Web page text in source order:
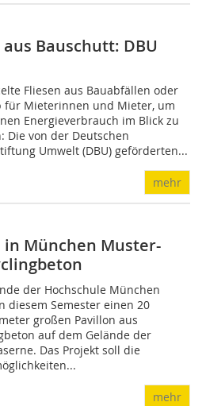
Bauschutt: DBU
Fliesen aus Bauabfällen oder
für Mieterinnen und Mieter, um
Energieverbrauch im Blick zu
Die von der Deutschen
Umwelt (DBU) geförderten...
mehr
München Muster-
der Hochschule München
diesem Semester einen 20
großen Pavillon aus
auf dem Gelände der
Das Projekt soll die
mehr